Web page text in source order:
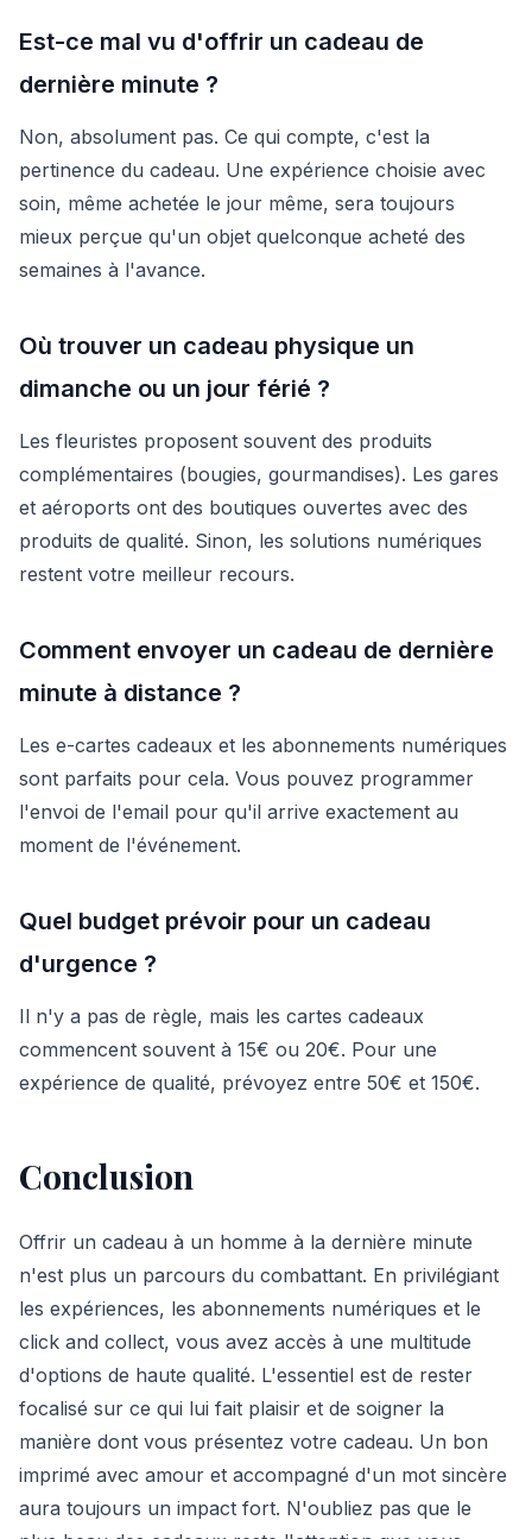
Est-ce mal vu d'offrir un cadeau de
dernière minute ?
Non, absolument pas. Ce qui compte, c'est la
pertinence du cadeau. Une expérience choisie avec
soin, même achetée le jour même, sera toujours
mieux perçue qu'un objet quelconque acheté des
semaines à l'avance.
Où trouver un cadeau physique un
dimanche ou un jour férié ?
Les fleuristes proposent souvent des produits
complémentaires (bougies, gourmandises). Les gares
et aéroports ont des boutiques ouvertes avec des
produits de qualité. Sinon, les solutions numériques
restent votre meilleur recours.
Comment envoyer un cadeau de dernière
minute à distance ?
Les e-cartes cadeaux et les abonnements numériques
sont parfaits pour cela. Vous pouvez programmer
l'envoi de l'email pour qu'il arrive exactement au
moment de l'événement.
Quel budget prévoir pour un cadeau
d'urgence ?
Il n'y a pas de règle, mais les cartes cadeaux
commencent souvent à 15€ ou 20€. Pour une
expérience de qualité, prévoyez entre 50€ et 150€.
Conclusion
Offrir un cadeau à un homme à la dernière minute
n'est plus un parcours du combattant. En privilégiant
les expériences, les abonnements numériques et le
click and collect, vous avez accès à une multitude
d'options de haute qualité. L'essentiel est de rester
focalisé sur ce qui lui fait plaisir et de soigner la
manière dont vous présentez votre cadeau. Un bon
imprimé avec amour et accompagné d'un mot sincère
aura toujours un impact fort. N'oubliez pas que le